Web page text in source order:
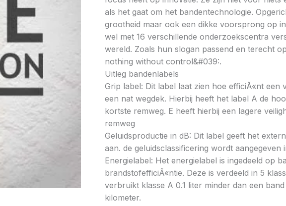
als het gaat om het bandentechnologie.
grootheid maar ook een dikke voorsprong op
wel met 16 verschillende onderzoekscentra
wereld. Zoals hun slogan passend en terecht
nothing without control&#039:.
Uitleg bandenlabels
Grip label: Dit label laat zien hoe efficiÃ«nt een
een nat wegdek. Hierbij heeft het label A de
kortste remweg. E heeft hierbij een lagere
remweg
Geluidsproductie in dB: Dit label geeft het
aan. de geluidsclassificering wordt aangegeven
Energielabel: Het energielabel is ingedeeld op
brandstofefficiÃ«ntie. Deze is verdeeld in 5
verbruikt klasse A 0.1 liter minder dan een
kilometer.